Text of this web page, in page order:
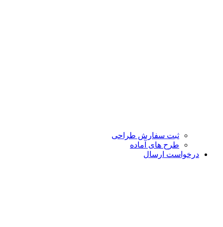
ثبت سفارش طراحی
طرح های آماده
درخواست ارسال